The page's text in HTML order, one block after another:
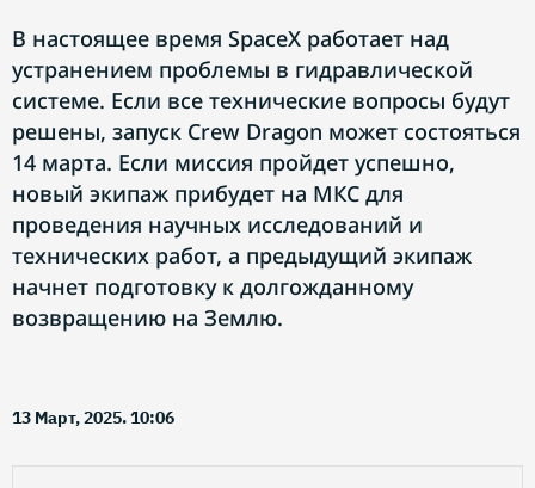
В настоящее время SpaceX работает над
устранением проблемы в гидравлической
системе. Если все технические вопросы будут
решены, запуск Crew Dragon может состояться
14 марта. Если миссия пройдет успешно,
новый экипаж прибудет на МКС для
проведения научных исследований и
технических работ, а предыдущий экипаж
начнет подготовку к долгожданному
возвращению на Землю.
13 Март, 2025. 10:06